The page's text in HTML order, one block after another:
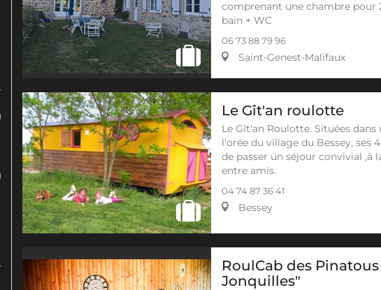
comprenant une chambre pour
bain + WC
06 73 88 79 96
Saint-Genest-Malifaux
Le Gît'an roulotte
Le Gît'an Roulotte. Situées
l'orée du village du Bessey,
de passer un séjour convivial ,à
entre amis.
04 74 87 36 41
Bessey
RoulCab des
Jonquilles"